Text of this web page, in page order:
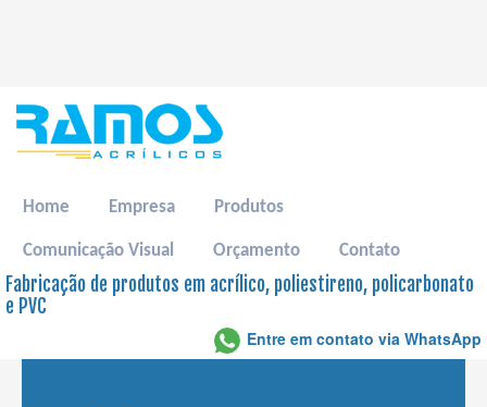
Home Empresa Produtos
Comunicação Visual Orçamento Contato
Fabricação de produtos em acrílico, poliestireno, policarbonato
e PVC
Entre em contato via WhatsApp